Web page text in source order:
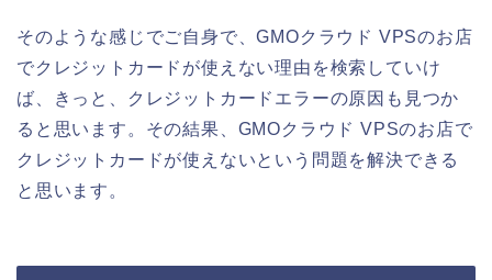
そのような感じでご自身で、GMOクラウド VPSのお店
でクレジットカードが使えない理由を検索していけ
ば、きっと、クレジットカードエラーの原因も見つか
ると思います。その結果、GMOクラウド VPSのお店で
クレジットカードが使えないという問題を解決できる
と思います。